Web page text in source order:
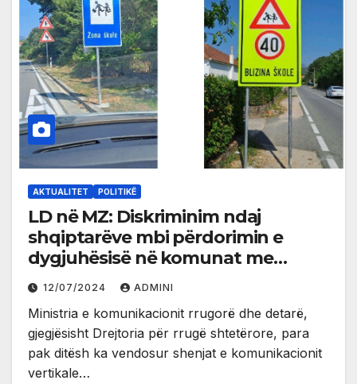
AKTUALITET POLITIKË
LD në MZ: Diskriminim ndaj
shqiptarëve mbi përdorimin e
dygjuhësisë në komunat me
shumicë shqiptare
12/07/2024 ADMINI
Ministria e komunikacionit rrugorë dhe detarë,
gjegjësisht Drejtoria për rrugë shtetërore, para
pak ditësh ka vendosur shenjat e komunikacionit
vertikale…